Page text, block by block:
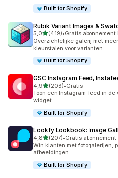
Built for Shopify
Rubik Variant Images &
5,0van 5 sterren
(419)
419 recensies in totaal
•Gratis abonnement
Overzichtelijke galerij met
kleurstalen voor varianten.
Built for Shopify
GSC Instagram Feed,
4,9van 5 sterren
(206)
206 recensies in totaal
•Gratis
Toon een Instagram-feed in
widget
Built for Shopify
Lookfy Lookbook: Image
4,8van 5 sterren
(207)
207 recensies in totaal
•Gratis
Win klanten met fotogalerijen,
afbeeldingen
Built for Shopify